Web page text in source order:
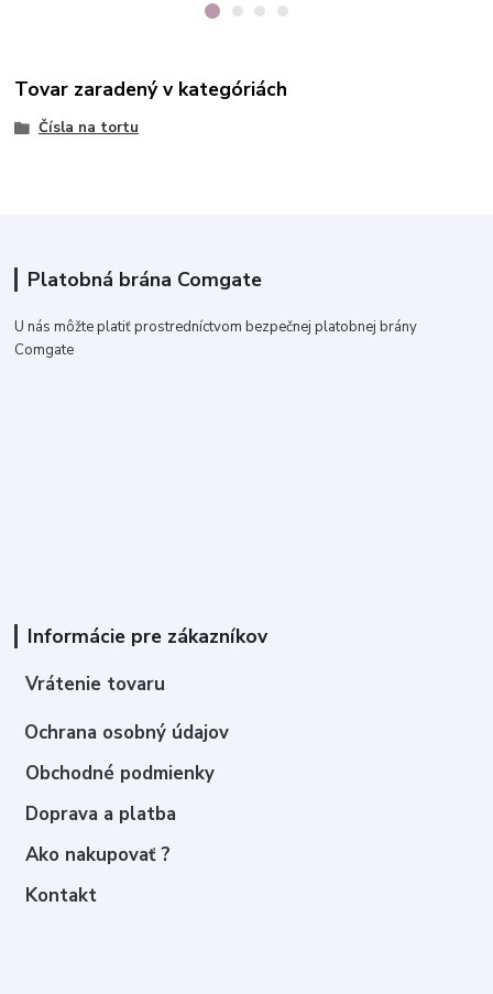
Tovar zaradený v kategóriách
Čísla na tortu
Platobná brána Comgate
U nás môžte platiť prostredníctvom bezpečnej platobnej brány
Comgate
Informácie pre zákazníkov
Vrátenie tovaru
Ochrana osobný údajov
Obchodné podmienky
Doprava a platba
Ako nakupovať ?
Kontakt